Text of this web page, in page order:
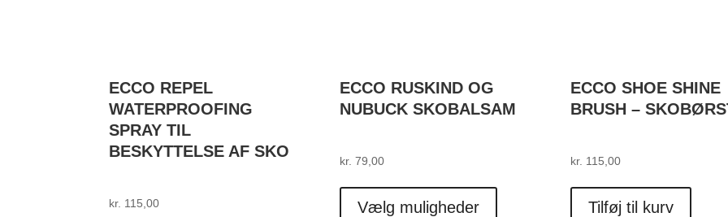
ECCO REPEL
WATERPROOFING
SPRAY TIL
BESKYTTELSE AF SKO
kr. 115,00
ECCO RUSKIND OG
NUBUCK SKOBALSAM
kr. 79,00
Vælg muligheder
ECCO SHOE SHINE
BRUSH –
kr. 115,00
Tilføj til kurv